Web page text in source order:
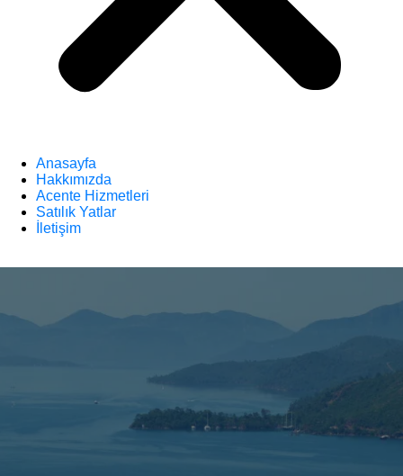
Anasayfa
Hakkımızda
Acente Hizmetleri
Satılık Yatlar
İletişim